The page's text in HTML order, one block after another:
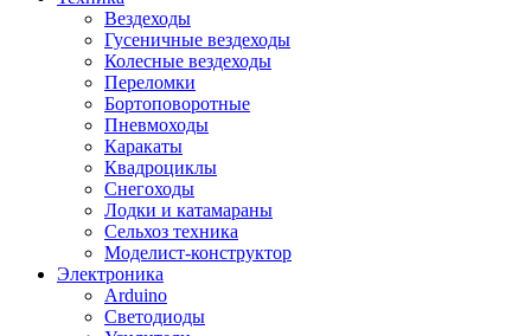
Вездеходы
Гусеничные вездеходы
Колесные вездеходы
Переломки
Бортоповоротные
Пневмоходы
Каракаты
Квадроциклы
Снегоходы
Лодки и катамараны
Сельхоз техника
Моделист-конструктор
Электроника
Arduino
Светодиоды